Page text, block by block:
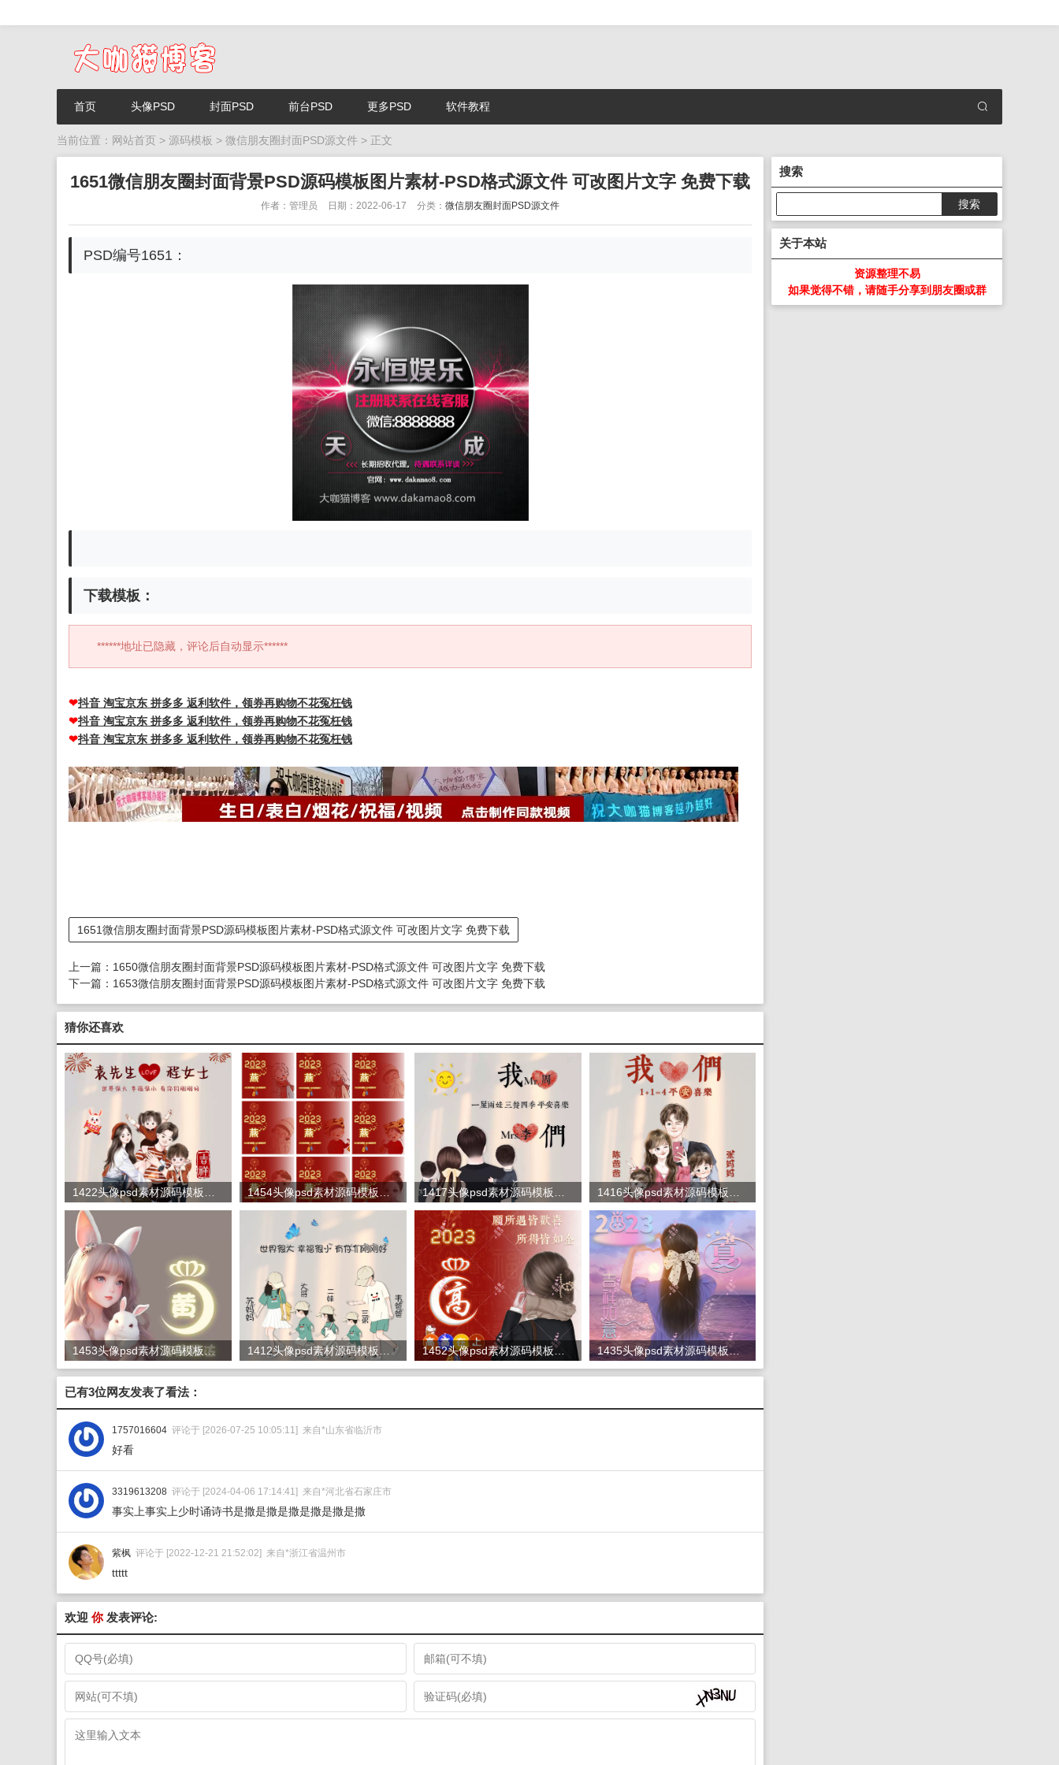
首页 头像PSD 封面PSD 前台PSD 更多PSD 软件教程
当前位置： 网站首页 > 源码模板 > 微信朋友圈封面PSD源文件 > 正文
1651微信朋友圈封面背景PSD源码模板图片素材-PSD格式源文件 可改图片文字 免费下载
作者：管理员 日期：2022-06-17 分类：微信朋友圈封面PSD源文件
PSD编号1651：
下载模板：
******地址已隐藏，评论后自动显示******
❤抖音 淘宝京东 拼多多 返利软件，领券再购物不花冤枉钱
❤抖音 淘宝京东 拼多多 返利软件，领券再购物不花冤枉钱
❤抖音 淘宝京东 拼多多 返利软件，领券再购物不花冤枉钱
1651微信朋友圈封面背景PSD源码模板图片素材-PSD格式源文件 可改图片文字 免费下载
上一篇： 1650微信朋友圈封面背景PSD源码模板图片素材-PSD格式源文件 可改图片文字 免费下载
下一篇： 1653微信朋友圈封面背景PSD源码模板图片素材-PSD格式源文件 可改图片文字 免费下载
猜你还喜欢
1422头像psd素材源码模板源文件 QQ微信抖音快手小红书很火的签名百家姓氏头像制作教程软件 1454头像psd素材源码模板源文件 QQ微信抖音快手小红书很火的签名百家姓氏头像制作教程软件 1417头像psd素材源码模板源文件 QQ微信抖音快手小红书很火的签名百家姓氏头像制作教程软件 1416头像psd素材源码模板源文件 QQ微信抖音快手小红书很火的签名百家姓氏头像制作教程软件
1453头像psd素材源码模板源文件 QQ微信抖音快手小红书很火的签名百家姓氏头像制作教程软件 1452头像psd素材源码模板源文件 QQ微信抖音快手小红书很火的签名百家姓氏头像制作教程软件 1435头像psd素材源码模板源文件 QQ微信抖音快手小红书很火的签名百家姓氏头像制作教程软件
已有3位网友发表了看法：
1757016604 评论于 [2026-07-25 10:05:11] 来自*山东省临沂市
好看
3319613208 评论于 [2024-04-06 17:14:41] 来自*河北省石家庄市
事实上事实上少时诵诗书是撒是撒是撒是撒是撒是撒
紫枫 评论于 [2022-12-21 21:52:02] 来自*浙江省温州市
ttttt
欢迎 你发表评论:
搜索
关于本站
资源整理不易
如果觉得不错，请随手分享到朋友圈或群